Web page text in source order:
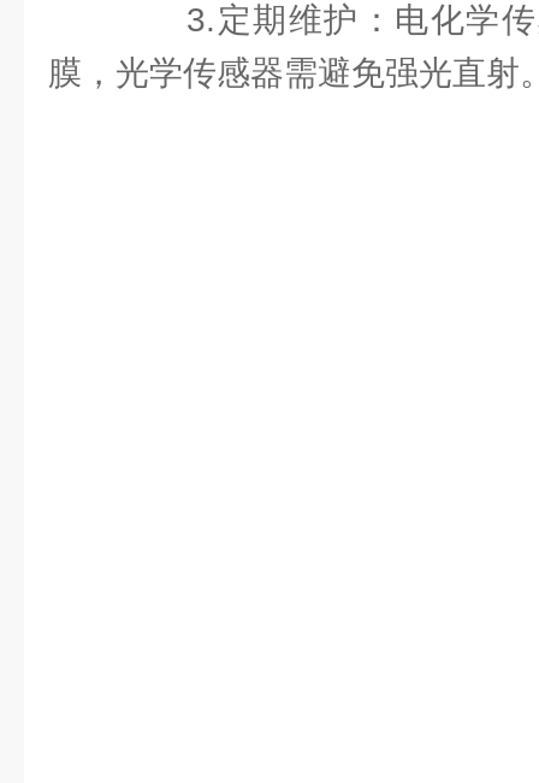
3.定期维护：电化学传
膜，光学传感器需避免强光直射